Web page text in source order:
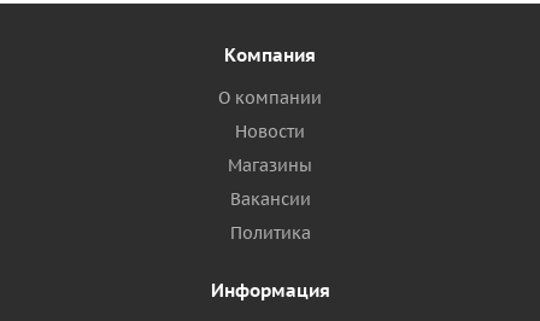
Компания
О компании
Новости
Магазины
Вакансии
Политика
Информация